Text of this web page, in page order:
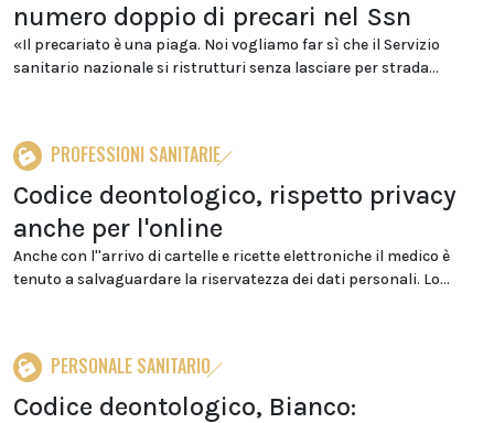
numero doppio di precari nel Ssn
«Il precariato è una piaga. Noi vogliamo far sì che il Servizio
sanitario nazionale si ristrutturi senza lasciare per strada...
PROFESSIONI SANITARIE
Codice deontologico, rispetto privacy
anche per l'online
Anche con l''arrivo di cartelle e ricette elettroniche il medico è
tenuto a salvaguardare la riservatezza dei dati personali. Lo...
PERSONALE SANITARIO
Codice deontologico, Bianco: